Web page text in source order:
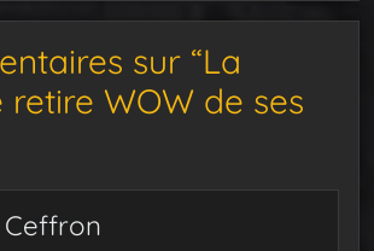
sur “La
retire WOW de ses
Ceffron